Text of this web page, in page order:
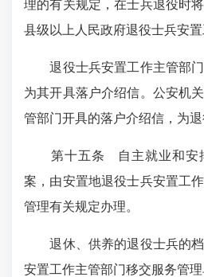
理的有关规定，在士兵退役时
县级以上人民政府退役士兵安置
退役士兵安置工作主管部门
为其开具落户介绍信。公安机
管部门开具的落户介绍信，为退
第十五条 自主就业和安
案，由安置地退役士兵安置工
管理有关规定办理。
退休、供养的退役士兵的档
安置工作主管部门移交服务管理